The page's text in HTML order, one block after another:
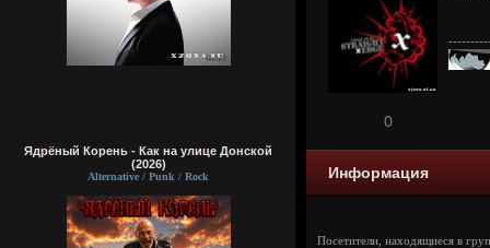
Ядрёный Корень - Как на улице Донской
(2026)
Alternative / Punk / Rock
0
Информация
Посетители, находящиеся в